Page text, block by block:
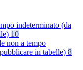
indeterminato (da
10
non a tempo
in tabelle) 8